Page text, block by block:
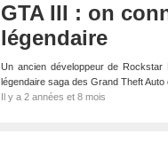
GTA III : on
légendaire
Un ancien développeur de Rockstar
légendaire saga des Grand Theft Auto
Il y a 2 années et 8 mois